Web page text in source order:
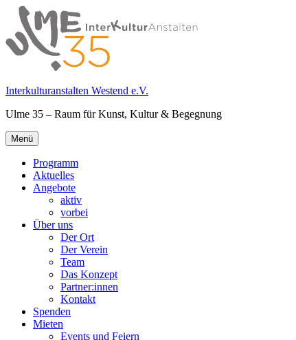
Springe
zum
Inhalt
Interkulturanstalten Westend e.V.
Ulme 35 – Raum für Kunst, Kultur & Begegnung
Primäres
Menü
Menü
Programm
Aktuelles
Angebote
aktiv
vorbei
Über uns
Der Ort
Der Verein
Team
Das Konzept
Partner:innen
Kontakt
Spenden
Mieten
Events und Feiern